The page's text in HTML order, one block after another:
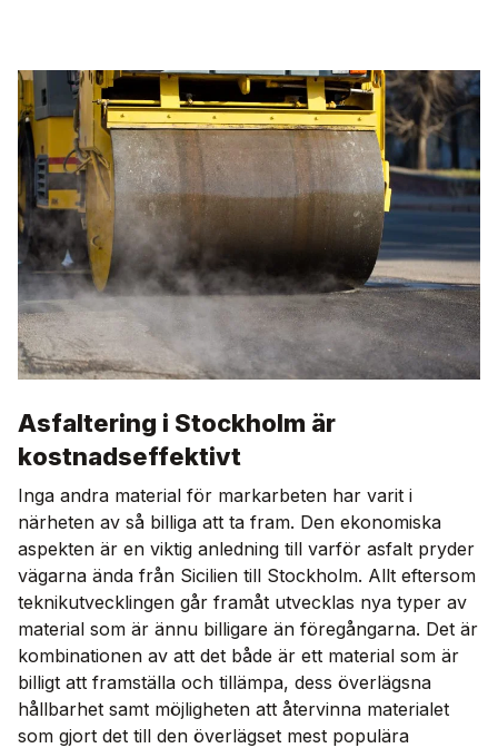
Asfaltering i Stockholm är
kostnadseffektivt
Inga andra material för markarbeten har varit i
närheten av så billiga att ta fram. Den ekonomiska
aspekten är en viktig anledning till varför asfalt pryder
vägarna ända från Sicilien till Stockholm. Allt eftersom
teknikutvecklingen går framåt utvecklas nya typer av
material som är ännu billigare än föregångarna. Det är
kombinationen av att det både är ett material som är
billigt att framställa och tillämpa, dess överlägsna
hållbarhet samt möjligheten att återvinna materialet
som gjort det till den överlägset mest populära